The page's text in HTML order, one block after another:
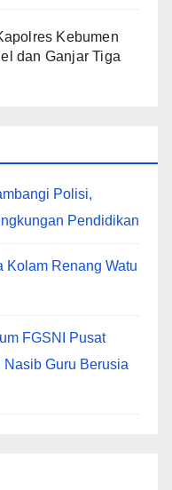
Kebumen
dan Ganjar Tiga
Polisi,
Pendidikan
Kolam Renang Watu
FGSNI Pusat
Guru Berusia